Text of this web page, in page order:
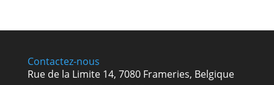
Contactez-nous
Rue de la Limite 14, 7080 Frameries, Belgique